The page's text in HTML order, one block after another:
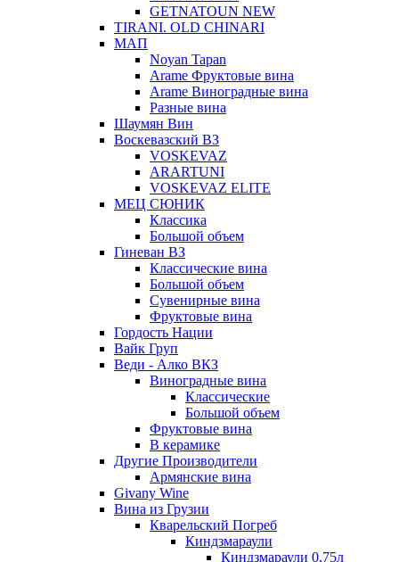
GETNATOUN NEW
TIRANI. OLD CHINARI
МАП
Noyan Tapan
Arame Фруктовые вина
Arame Виноградные вина
Разные вина
Шаумян Вин
Воскевазский ВЗ
VOSKEVAZ
ARARTUNI
VOSKEVAZ ELITE
МЕЦ СЮНИК
Классика
Большой объем
Гиневан ВЗ
Классические вина
Большой объем
Сувенирные вина
Фруктовые вина
Гордость Нации
Вайк Груп
Веди - Алко ВКЗ
Виноградные вина
Классические
Большой объем
Фруктовые вина
В керамике
Другие Производители
Армянские вина
Givany Wine
Вина из Грузии
Кварельский Погреб
Киндзмараули
Киндзмараули 0,75л